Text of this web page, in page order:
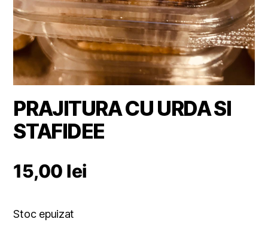
PRAJITURA CU URDA SI
STAFIDEE
15,00 lei
Stoc epuizat